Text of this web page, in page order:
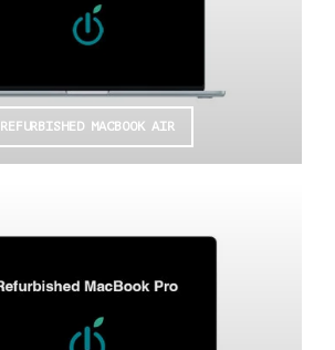
REFURBISHED MACBOOK AIR